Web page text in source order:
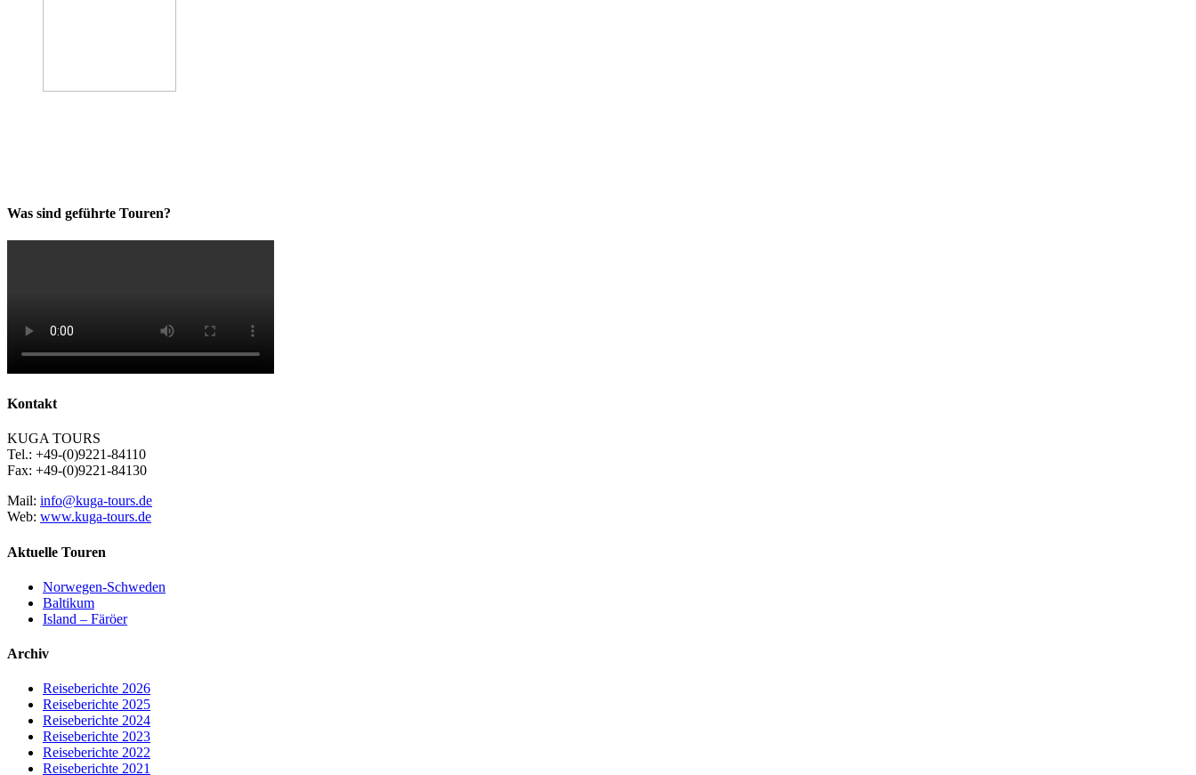
Was sind geführte Touren?
Kontakt
KUGA TOURS
Tel.: +49-(0)9221-84110
Fax: +49-(0)9221-84130
Mail: info@kuga-tours.de
Web: www.kuga-tours.de
Aktuelle Touren
Norwegen-Schweden
Baltikum
Island – Färöer
Archiv
Reiseberichte 2026
Reiseberichte 2025
Reiseberichte 2024
Reiseberichte 2023
Reiseberichte 2022
Reiseberichte 2021